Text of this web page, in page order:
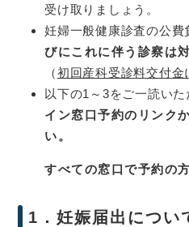
受け取りましょう。
妊婦一般健康診査の公費
びにこれに伴う診察は
（初回産科受診料交付金
以下の1～3をご一読い
イン窓口予約のリンク
い。
すべての窓口で予約の
1．妊娠届出につい